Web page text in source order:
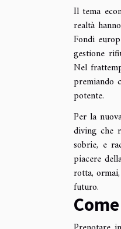
Il tema
realtà
Fondi
gestione
Nel
premiando
potente.
Per la
diving che
sobrie, e
piacere
rotta,
futuro.